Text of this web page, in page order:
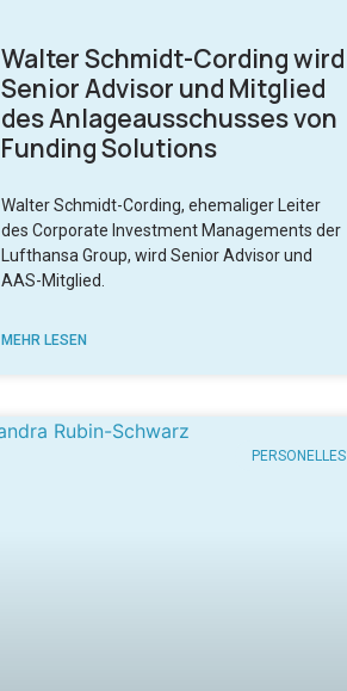
Walter Schmidt-Cording wird
Senior Advisor und Mitglied
des Anlageausschusses von
Funding Solutions
Walter Schmidt-Cording, ehemaliger Leiter
des Corporate Investment Managements der
Lufthansa Group, wird Senior Advisor und
AAS-Mitglied.
MEHR LESEN
PERSONELLES